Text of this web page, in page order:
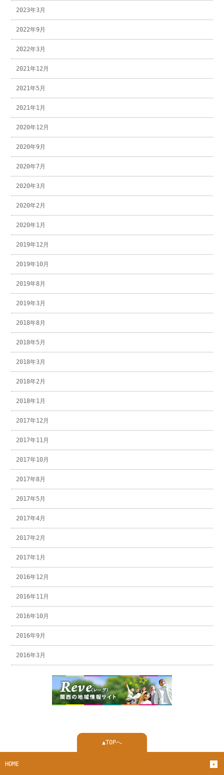
2023年3月
2022年9月
2022年3月
2021年12月
2021年5月
2021年1月
2020年12月
2020年9月
2020年7月
2020年3月
2020年2月
2020年1月
2019年12月
2019年10月
2019年8月
2019年3月
2018年8月
2018年5月
2018年3月
2018年2月
2018年1月
2017年12月
2017年11月
2017年10月
2017年8月
2017年5月
2017年4月
2017年2月
2017年1月
2016年12月
2016年11月
2016年10月
2016年9月
2016年3月
▲TOPへ
HOME